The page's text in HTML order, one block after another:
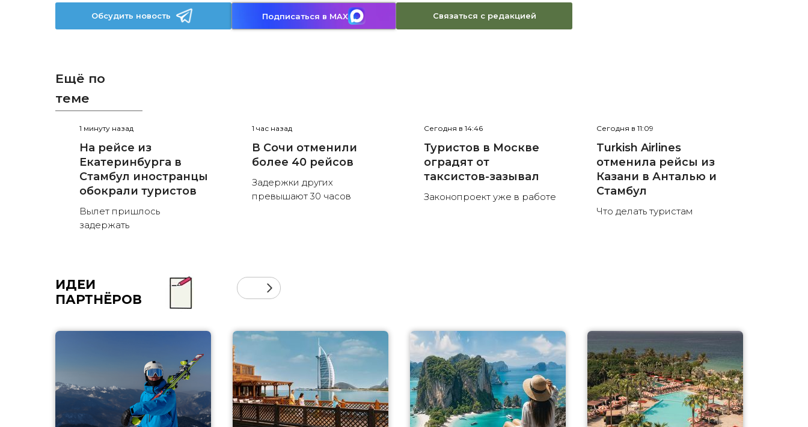
Обсудить новость Подписаться в MAX Связаться с редакцией
Ещё по
теме
1 минуту назад
На рейсе из
Екатеринбурга в
Стамбул иностранцы
обокрали туристов
Вылет пришлось
задержать
1 час назад
В Сочи отменили
более 40 рейсов
Задержки других
превышают 30 часов
Сегодня в 14:46
Туристов в Москве
оградят от
таксистов-зазывал
Законопроект уже в работе
Сегодня в 11:09
Turkish Airlines
отменила рейсы из
Казани в Анталью и
Стамбул
Что делать туристам
ИДЕИ
ПАРТНЁРОВ